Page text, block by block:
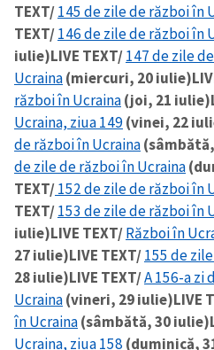
TEXT/145 de zile de război în
TEXT/146 de zile de război în
iulie)LIVE TEXT/147 de zile
Ucraina(miercuri, 20 iulie)
război în Ucraina(joi, 21 iulie)
Ucraina, ziua 149(vinei, 22
de război în Ucraina
de zile de război în Ucraina
TEXT/152 de zile de război în
TEXT/153 de zile de război în
iulie)LIVE TEXT/Război în
27 iulie)LIVE TEXT/155 de
28 iulie)LIVE TEXT/A 156-a zi
Ucraina(vineri, 29 iulie)LIVE
în Ucraina(sâmbătă, 30 iulie)
Ucraina, ziua 158 (duminică,